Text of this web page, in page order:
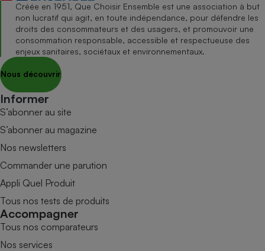
Créée en 1951, Que Choisir Ensemble est une association à but
non lucratif qui agit, en toute indépendance, pour défendre les
droits des consommateurs et des usagers, et promouvoir une
consommation responsable, accessible et respectueuse des
enjeux sanitaires, sociétaux et environnementaux.
Nous découvrir
Informer
S’abonner au site
S’abonner au magazine
Nos newsletters
Commander une parution
Appli Quel Produit
Tous nos tests de produits
Accompagner
Tous nos comparateurs
Nos services